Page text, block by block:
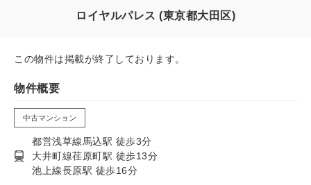
ロイヤルパレス (東京都大田区)
この物件は掲載が終了しております。
物件概要
中古マンション
都営浅草線馬込駅 徒歩3分
大井町線荏原町駅 徒歩13分
池上線長原駅 徒歩16分